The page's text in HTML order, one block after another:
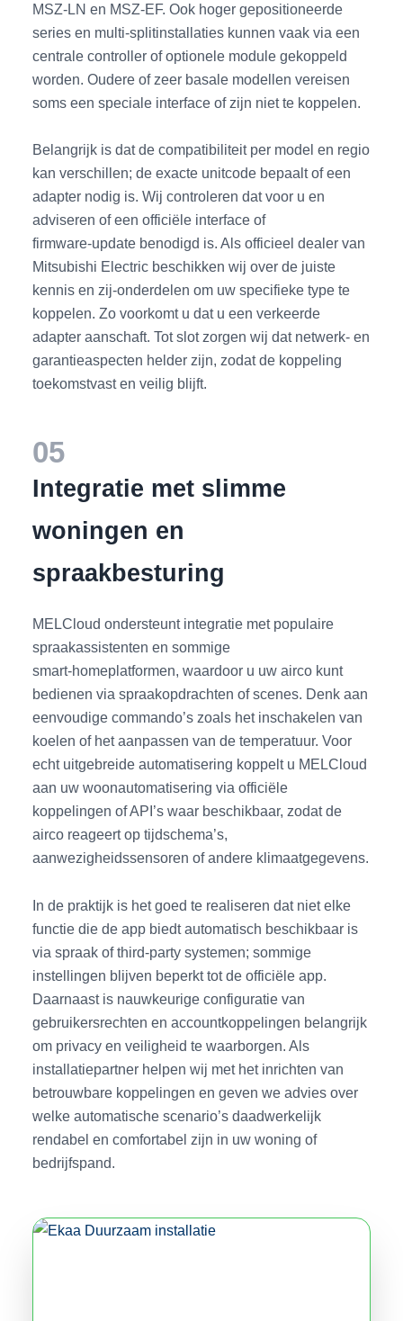
MSZ‑LN en MSZ‑EF. Ook hoger gepositioneerde
series en multi‑splitinstallaties kunnen vaak via een
centrale controller of optionele module gekoppeld
worden. Oudere of zeer basale modellen vereisen
soms een speciale interface of zijn niet te koppelen.
Belangrijk is dat de compatibiliteit per model en regio
kan verschillen; de exacte unitcode bepaalt of een
adapter nodig is. Wij controleren dat voor u en
adviseren of een officiële interface of
firmware‑update benodigd is. Als officieel dealer van
Mitsubishi Electric beschikken wij over de juiste
kennis en zij‑onderdelen om uw specifieke type te
koppelen. Zo voorkomt u dat u een verkeerde
adapter aanschaft. Tot slot zorgen wij dat netwerk‑ en
garantieaspecten helder zijn, zodat de koppeling
toekomstvast en veilig blijft.
05
Integratie met slimme
woningen en
spraakbesturing
MELCloud ondersteunt integratie met populaire
spraakassistenten en sommige
smart‑homeplatformen, waardoor u uw airco kunt
bedienen via spraakopdrachten of scenes. Denk aan
eenvoudige commando’s zoals het inschakelen van
koelen of het aanpassen van de temperatuur. Voor
echt uitgebreide automatisering koppelt u MELCloud
aan uw woonautomatisering via officiële
koppelingen of API’s waar beschikbaar, zodat de
airco reageert op tijdschema’s,
aanwezigheidssensoren of andere klimaatgegevens.
In de praktijk is het goed te realiseren dat niet elke
functie die de app biedt automatisch beschikbaar is
via spraak of third‑party systemen; sommige
instellingen blijven beperkt tot de officiële app.
Daarnaast is nauwkeurige configuratie van
gebruikersrechten en accountkoppelingen belangrijk
om privacy en veiligheid te waarborgen. Als
installatiepartner helpen wij met het inrichten van
betrouwbare koppelingen en geven we advies over
welke automatische scenario’s daadwerkelijk
rendabel en comfortabel zijn in uw woning of
bedrijfspand.